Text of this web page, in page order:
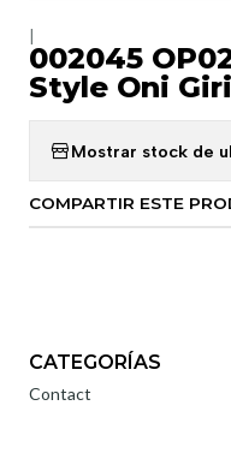
002045
Style Oni Giri
Mostrar stock de
COMPARTIR ESTE
CATEGORÍAS
Contact